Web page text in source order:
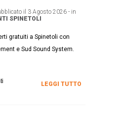
il 3 Agosto 2026 - in
SPINETOLI
gratuiti a Spinetoli con
e Sud Sound System.
LEGGI TUTTO